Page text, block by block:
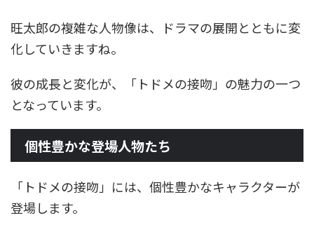
旺太郎の複雑な人物像は、ドラマの展開とともに変
化していきますね。
彼の成長と変化が、「トドメの接吻」の魅力の一つ
となっています。
個性豊かな登場人物たち
「トドメの接吻」には、個性豊かなキャラクターが
登場します。